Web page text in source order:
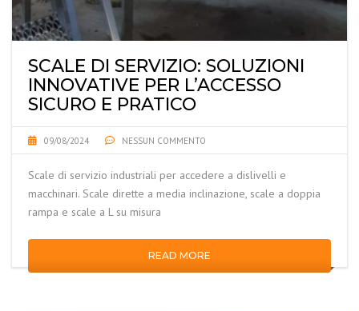
SCALE DI SERVIZIO: SOLUZIONI
INNOVATIVE PER L’ACCESSO
SICURO E PRATICO
09/08/2024 NESSUN COMMENTO
Scale di servizio industriali per accedere a dislivelli e
macchinari. Scale dirette a media inclinazione, scale a doppia
rampa e scale a L su misura
READ MORE